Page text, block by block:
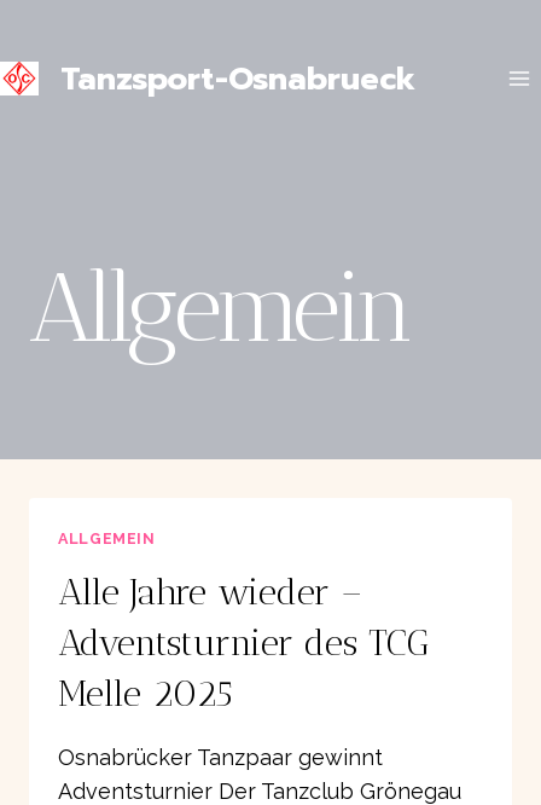
springenTanzsport-Osnabrueck
Allgemein
ALLGEMEIN
Alle Jahre wieder –
Adventsturnier des TCG
Melle 2025
Osnabrücker Tanzpaar gewinnt
Adventsturnier Der Tanzclub Grönegau